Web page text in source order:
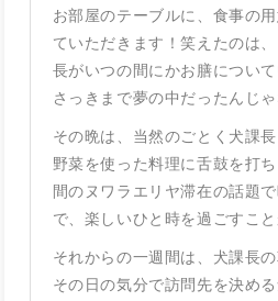
お部屋のテーブルに、食事の
ていただきます！笑えたのは
長がいつの間にかお膳につい
さっきまで夢の中だったんじ
その晩は、当然のごとく犬課
野菜を使った料理に舌鼓を打
間のヌワラエリヤ滞在の話題
で、楽しいひと時を過ごすこと
それからの一週間は、犬課長
その日の気分で訪問先を決め